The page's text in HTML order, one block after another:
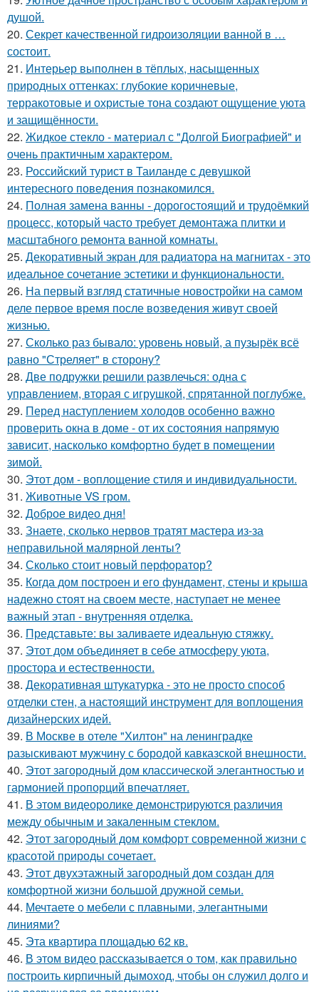
душой.
20. Секрет качественной гидроизоляции ванной в …
состоит.
21. Интерьер выполнен в тёплых, насыщенных
природных оттенках: глубокие коричневые,
терракотовые и охристые тона создают ощущение уюта
и защищённости.
22. Жидкое стекло - материал с "Долгой Биографией" и
очень практичным характером.
23. Российский турист в Таиланде с девушкой
интересного поведения познакомился.
24. Полная замена ванны - дорогостоящий и трудоёмкий
процесс, который часто требует демонтажа плитки и
масштабного ремонта ванной комнаты.
25. Декоративный экран для радиатора на магнитах - это
идеальное сочетание эстетики и функциональности.
26. На первый взгляд статичные новостройки на самом
деле первое время после возведения живут своей
жизнью.
27. Сколько раз бывало: уровень новый, а пузырёк всё
равно "Стреляет" в сторону?
28. Две подружки решили развлечься: одна с
управлением, вторая с игрушкой, спрятанной поглубже.
29. Перед наступлением холодов особенно важно
проверить окна в доме - от их состояния напрямую
зависит, насколько комфортно будет в помещении
зимой.
30. Этот дом - воплощение стиля и индивидуальности.
31. Животные VS гром.
32. Доброе видео дня!
33. Знаете, сколько нервов тратят мастера из-за
неправильной малярной ленты?
34. Сколько стоит новый перфоратор?
35. Когда дом построен и его фундамент, стены и крыша
надежно стоят на своем месте, наступает не менее
важный этап - внутренняя отделка.
36. Представьте: вы заливаете идеальную стяжку.
37. Этот дом объединяет в себе атмосферу уюта,
простора и естественности.
38. Декоративная штукатурка - это не просто способ
отделки стен, а настоящий инструмент для воплощения
дизайнерских идей.
39. В Москве в отеле "Хилтон" на ленинградке
разыскивают мужчину с бородой кавказской внешности.
40. Этот загородный дом классической элегантностью и
гармонией пропорций впечатляет.
41. В этом видеоролике демонстрируются различия
между обычным и закаленным стеклом.
42. Этот загородный дом комфорт современной жизни с
красотой природы сочетает.
43. Этот двухэтажный загородный дом создан для
комфортной жизни большой дружной семьи.
44. Мечтаете о мебели с плавными, элегантными
линиями?
45. Эта квартира площадью 62 кв.
46. В этом видео рассказывается о том, как правильно
построить кирпичный дымоход, чтобы он служил долго и